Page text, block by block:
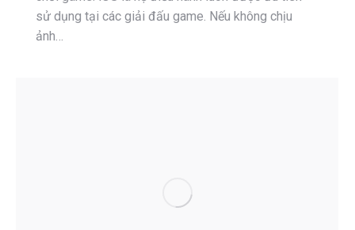
sử dụng tại các giải đấu game. Nếu không chịu
ảnh…